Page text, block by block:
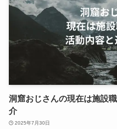
洞窟おじさんの現在は施設
介
2025年7月30日